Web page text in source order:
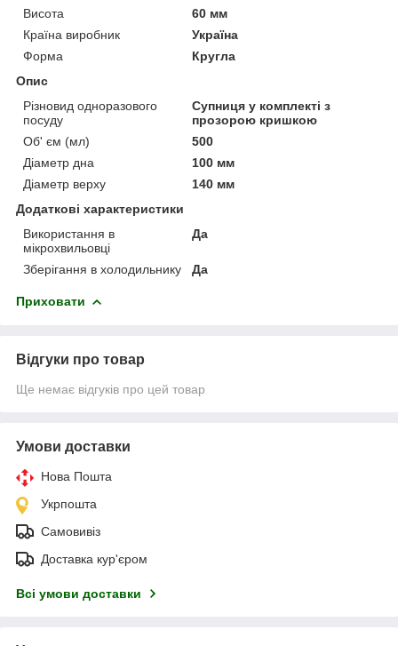
Висота
60 мм
Країна виробник
Україна
Форма
Кругла
Опис
Різновид одноразового
посуду
Супниця у комплекті з
прозорою кришкою
Об' єм (мл)
500
Діаметр дна
100 мм
Діаметр верху
140 мм
Додаткові характеристики
Використання в
мікрохвильовці
Да
Зберігання в холодильнику Да
Приховати
Відгуки про товар
Ще немає відгуків про цей товар
Умови доставки
Нова Пошта
Укрпошта
Самовивіз
Доставка кур'єром
Всі умови доставки